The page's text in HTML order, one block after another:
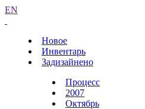
EN
Новое
Инвентарь
Задизайнено
Процесс
2007
Октябрь